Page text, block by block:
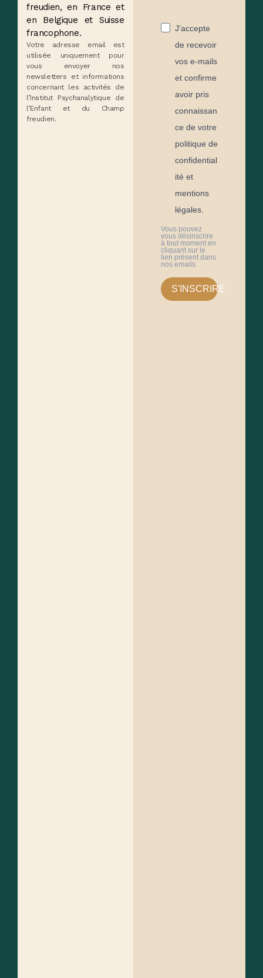
freudien, en France et
en Belgique et Suisse
francophone.
Votre adresse email est
utilisée uniquement pour
vous envoyer nos
newsletters et informations
concernant les activités de
l’Institut Psychanalytique de
l’Enfant et du Champ
freudien.
J'accepte
de recevoir
vos e-mails
et confirme
avoir pris
connaissan
ce de votre
politique de
confidential
ité et
mentions
légales.
Vous pouvez
vous désinscrire
à tout moment en
cliquant sur le
lien présent dans
nos emails.
S'INSCRIRE